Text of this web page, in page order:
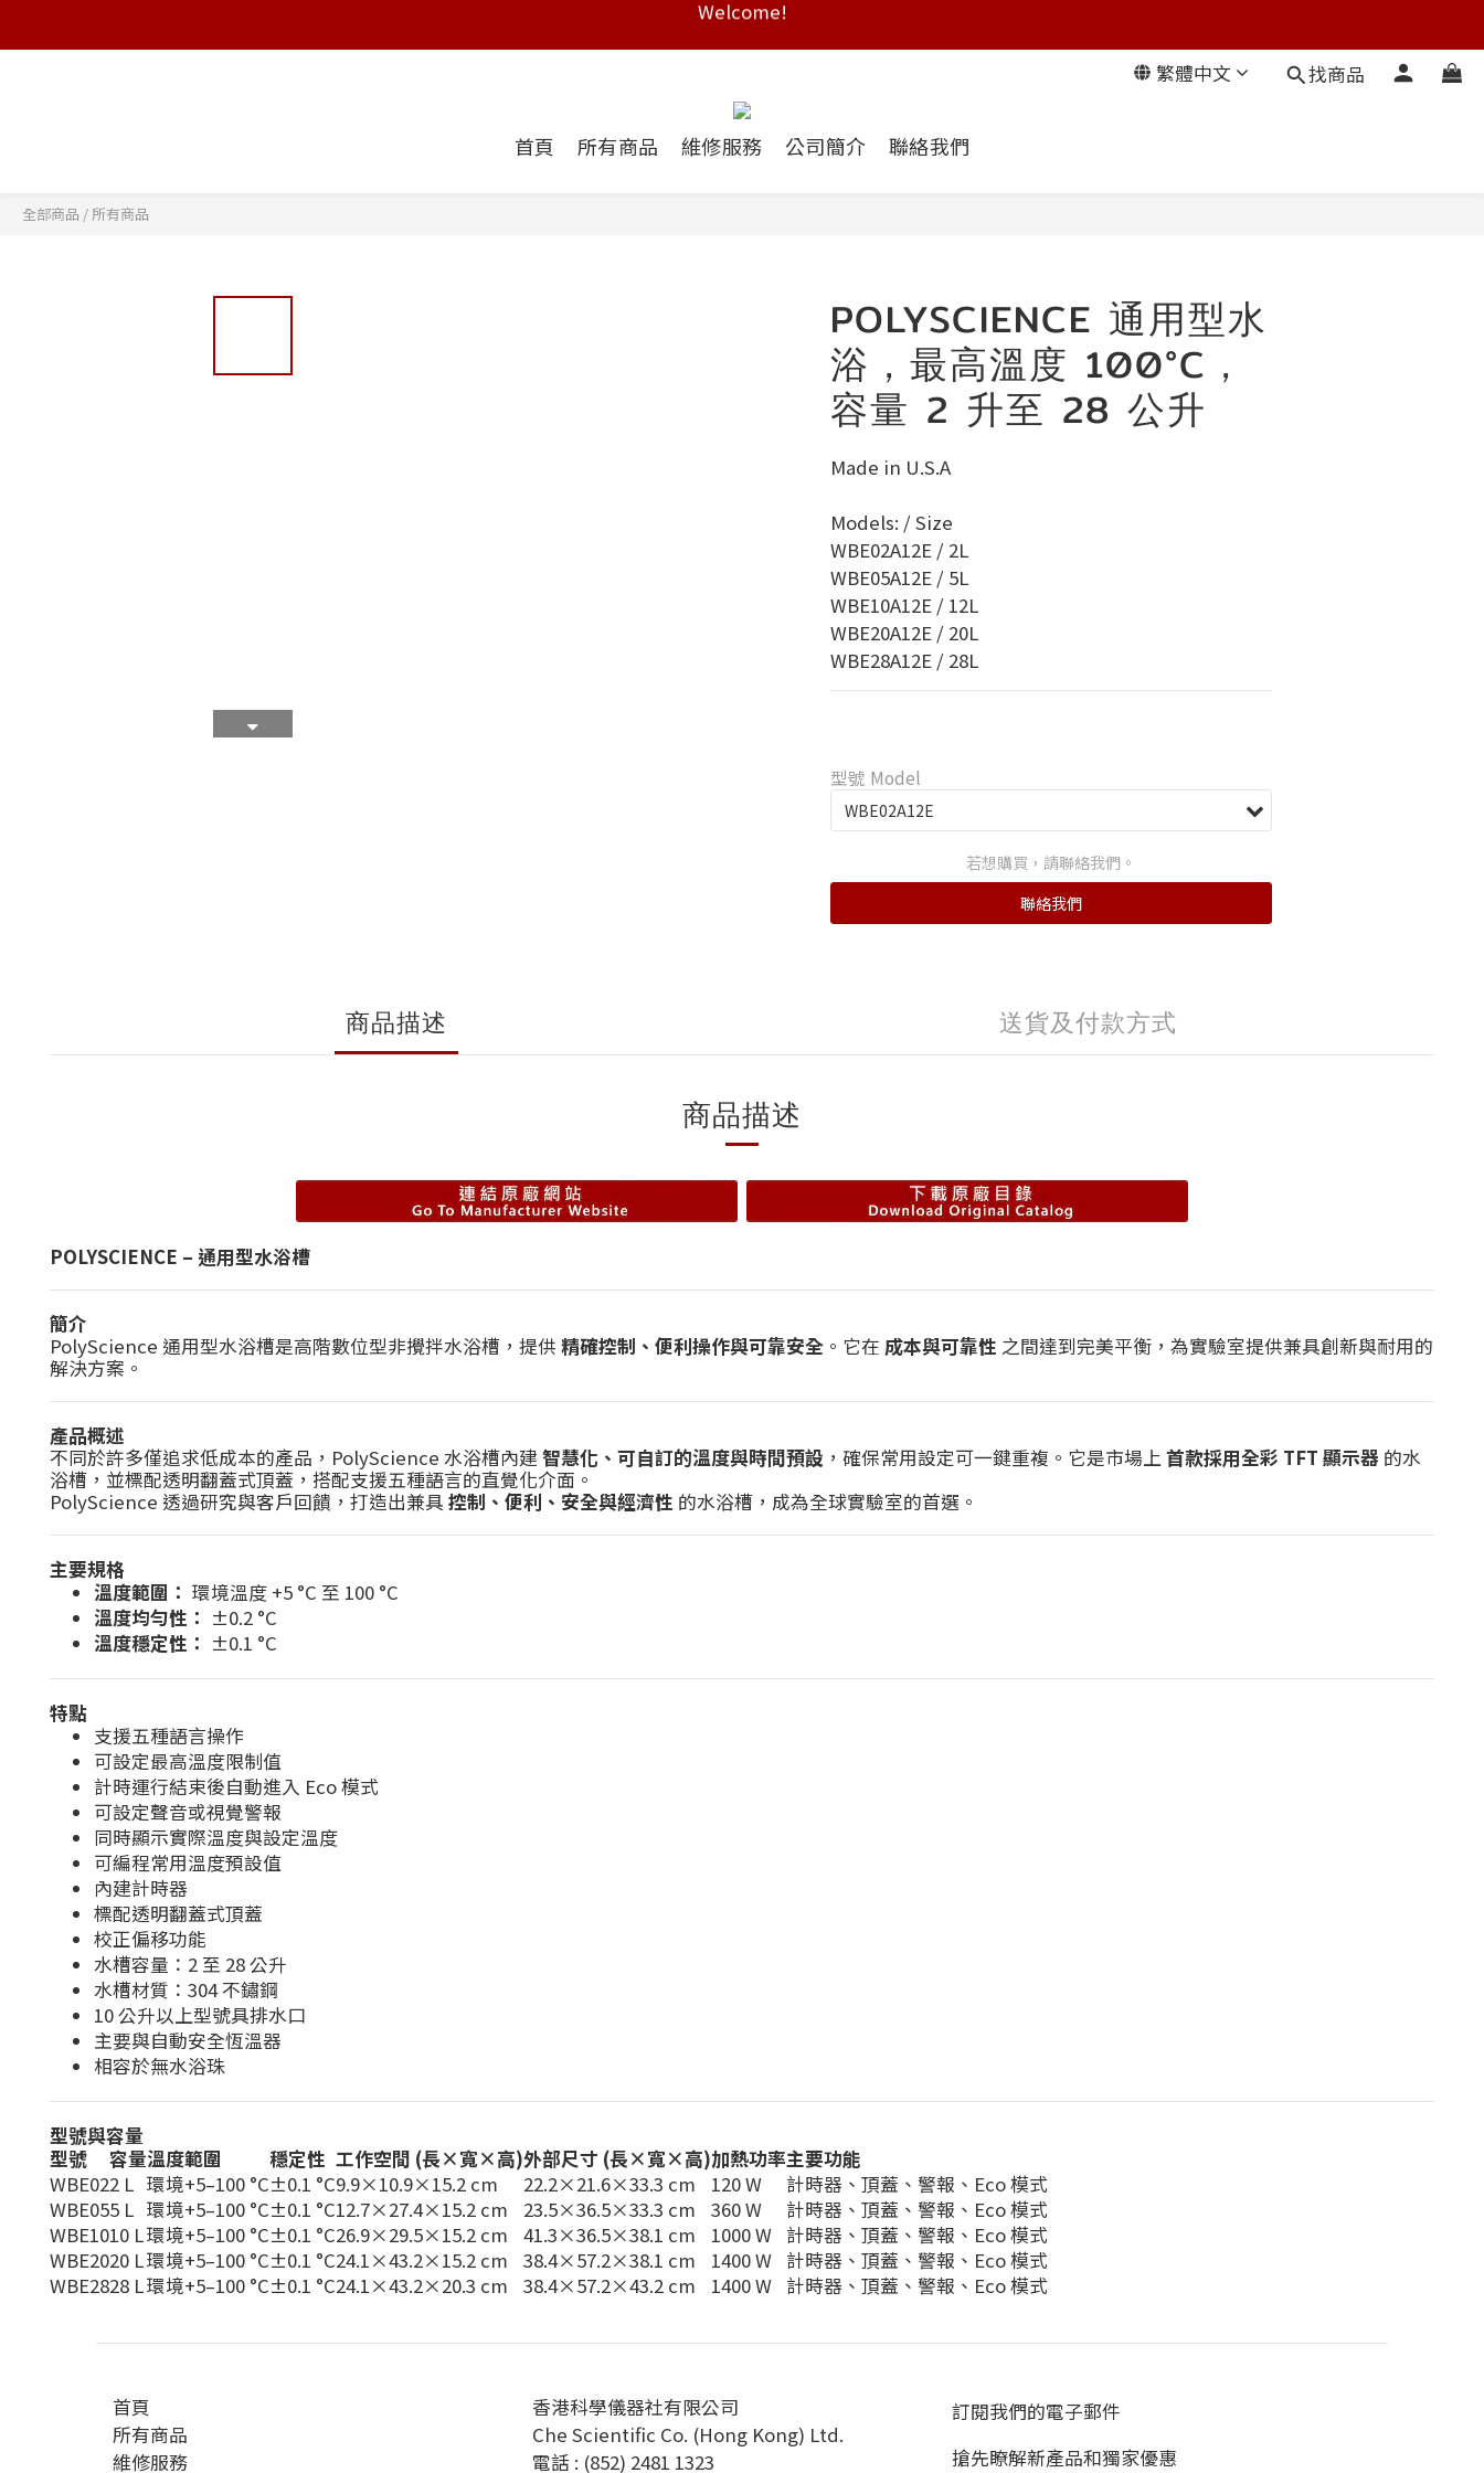
Free shipping on HK orders over $2000
繁體中文
找商品
首頁 所有商品 維修服務 公司簡介 聯絡我們
全部商品 / 所有商品
POLYSCIENCE 通用型水
浴，最高溫度 100°C，
容量 2 升至 28 公升
Made in U.S.A
Models: / Size
WBE02A12E / 2L
WBE05A12E / 5L
WBE10A12E / 12L
WBE20A12E / 20L
WBE28A12E / 28L
型號 Model
若想購買，請聯絡我們。
聯絡我們
商品描述 送貨及付款方式
商品描述
POLYSCIENCE – 通用型水浴槽
簡介
PolyScience 通用型水浴槽是高階數位型非攪拌水浴槽，提供 精確控制、便利操作與可靠安全 。它在 成本與可靠性 之間達到完美平衡，為實驗室提供兼具創新與耐用的
解決方案。
產品概述
不同於許多僅追求低成本的產品，PolyScience 水浴槽內建智慧化、可自訂的溫度與時間預設 ，確保常用設定可一鍵重複。它是市場上首款採用全彩 TFT 顯示器 的水
浴槽，並標配透明翻蓋式頂蓋，搭配支援五種語言的直覺化介面。
PolyScience 透過研究與客戶回饋，打造出兼具 控制、便利、安全與經濟性 的水浴槽，成為全球實驗室的首選。
主要規格
溫度範圍： 環境溫度 +5 °C 至 100 °C
溫度均勻性： ±0.2 °C
溫度穩定性： ±0.1 °C
特點
支援五種語言操作
可設定最高溫度限制值
計時運行結束後自動進入 Eco 模式
可設定聲音或視覺警報
同時顯示實際溫度與設定溫度
可編程常用溫度預設值
內建計時器
標配透明翻蓋式頂蓋
校正偏移功能
水槽容量：2 至 28 公升
水槽材質：304 不鏽鋼
10 公升以上型號具排水口
主要與自動安全恆溫器
相容於無水浴珠
型號與容量
型號
容量溫度範圍 穩定性 工作空間 (長×寬×高)外部尺寸 (長×寬×高)加熱功率主要功能
WBE022 L 環境+5–100 °C±0.1 °C9.9×10.9×15.2 cm 22.2×21.6×33.3 cm 120 W
計時器、頂蓋、警報、Eco 模式
WBE055 L 環境+5–100 °C±0.1 °C12.7×27.4×15.2 cm 23.5×36.5×33.3 cm 360 W
計時器、頂蓋、警報、Eco 模式
WBE1010 L環境+5–100 °C±0.1 °C26.9×29.5×15.2 cm 41.3×36.5×38.1 cm 1000 W 計時器、頂蓋、警報、Eco 模式
WBE2020 L環境+5–100 °C±0.1 °C24.1×43.2×15.2 cm 38.4×57.2×38.1 cm 1400 W 計時器、頂蓋、警報、Eco 模式
WBE2828 L環境+5–100 °C±0.1 °C24.1×43.2×20.3 cm 38.4×57.2×43.2 cm 1400 W 計時器、頂蓋、警報、Eco 模式
首頁
所有商品
維修服務
香港科學儀器社有限公司
Che Scientific Co. (Hong Kong) Ltd.
電話 : (852) 2481 1323
訂閱我們的電子郵件
搶先瞭解新產品和獨家優惠